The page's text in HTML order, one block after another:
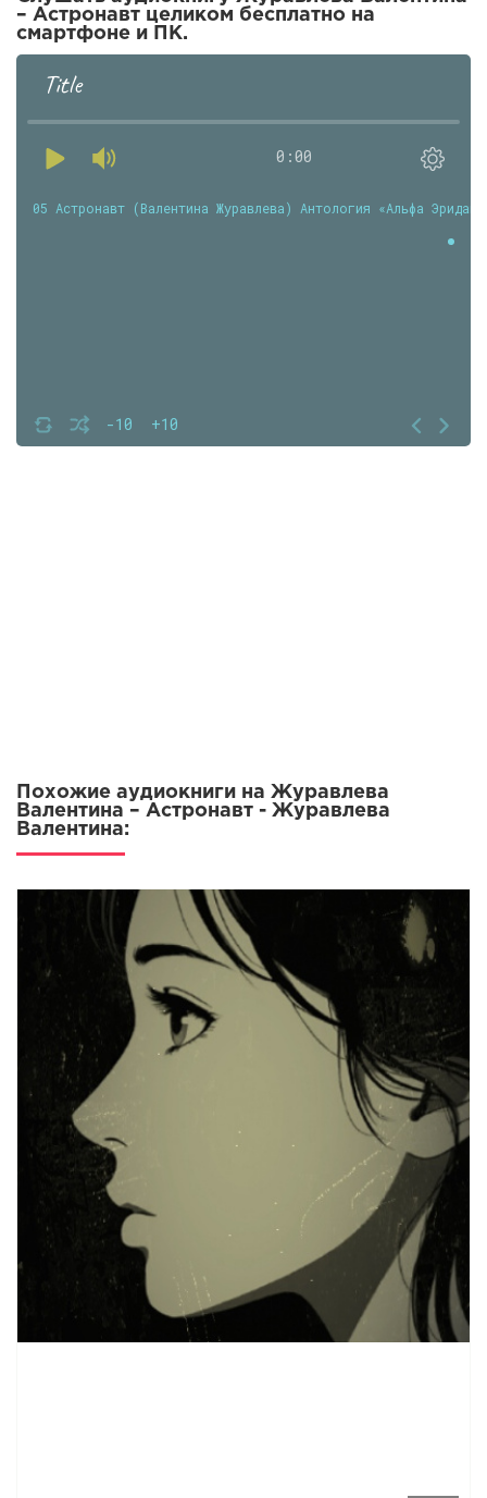
– Астронавт целиком бесплатно на
смартфоне и ПК.
Title
0:00
-10 +10
05 Астронавт (Валентина Журавлева) Антология «Альфа
Похожие аудиокниги на Журавлева
Валентина – Астронавт - Журавлева
Валентина: